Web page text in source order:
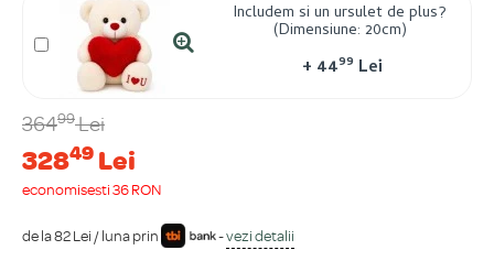
36499Lei
32849 Lei
economisești 36 RON
de la 82 Lei / luna prin -vezi detalii
Includem si un ursulet de plus?
(Dimensiune: 20cm)
+ 4499 Lei